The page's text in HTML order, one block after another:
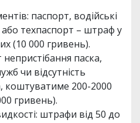
паспорт, водійські
техпаспорт – штраф у
(10 000 гривень).
паска,
чи відсутність
коштуватиме 200-2000
гривень).
штрафи від 50 до